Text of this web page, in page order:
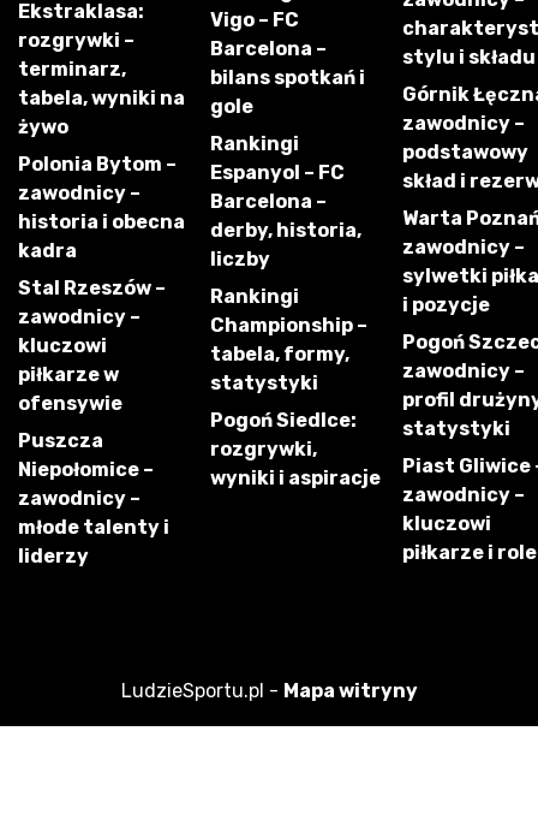
Ekstraklasa:
rozgrywki –
terminarz,
tabela, wyniki na
żywo
Polonia Bytom –
zawodnicy –
historia i obecna
kadra
Stal Rzeszów –
zawodnicy –
kluczowi
piłkarze w
ofensywie
Puszcza
Niepołomice –
zawodnicy –
młode talenty i
liderzy
Vigo – FC
Barcelona –
bilans spotkań i
gole
Rankingi
Espanyol – FC
Barcelona –
derby, historia,
liczby
Rankingi
Championship –
tabela, formy,
statystyki
Pogoń Siedlce:
rozgrywki,
wyniki i aspiracje
stylu i składu
Górnik
zawodnicy –
podstawowy
skład i
Warta
zawodnicy –
sylwetki
i pozycje
Pogoń
zawodnicy –
profil
statystyki
Piast Gliwice
zawodnicy –
kluczowi
piłkarze i role
LudzieSportu.pl - Mapa witryny